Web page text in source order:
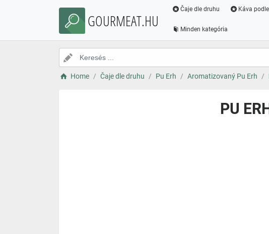
GOURMEAT.HU
Čaje dle druhu Káva
Minden kategória
Home Čaje dle druhu Pu Erh Aromatizovaný Pu Erh
PU